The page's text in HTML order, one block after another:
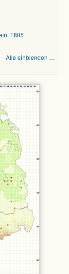
1805
Alle einblenden …